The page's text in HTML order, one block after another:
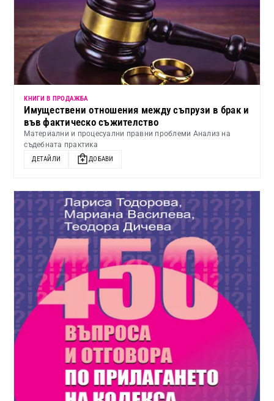
КНИГИ В ПРОДАЖБА
Имуществени отношения между съпрузи в брак и
във фактическо съжителство
Материални и процесуални правни проблеми Анализ на
съдебната практика
ДЕТАЙЛИ ДОБАВИ